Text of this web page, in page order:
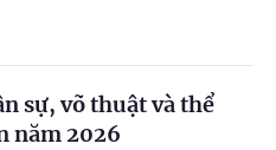
sự, võ thuật và thể
năm 2026